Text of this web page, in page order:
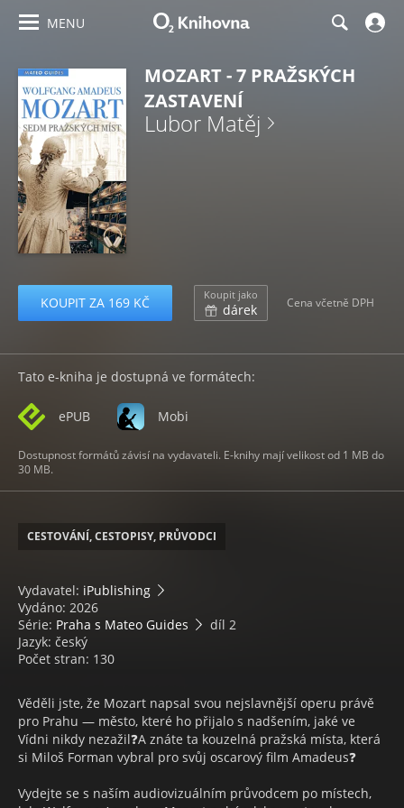
MENU
MOZART - 7 PRAŽSKÝCH
ZASTAVENÍ
Lubor Matěj
KOUPIT ZA 169 KČ Koupit jako
dárek Cena včetně DPH
Tato e-kniha je dostupná ve formátech:
ePUB Mobi
Dostupnost formátů závisí na vydavateli. E-knihy mají velikost od 1 MB do
30 MB.
CESTOVÁNÍ, CESTOPISY, PRŮVODCI
Vydavatel: iPublishing
Vydáno: 2026
Série: Praha s Mateo Guides
díl 2
Jazyk: český
Počet stran: 130
Věděli jste, že Mozart napsal svou nejslavnější operu právě
pro Prahu — město, které ho přijalo s nadšením, jaké ve
Vídni nikdy nezažil❓A znáte ta kouzelná pražská místa, která
si Miloš Forman vybral pro svůj oscarový film Amadeus❓
Vydejte se s naším audiovizuálním průvodcem po místech,